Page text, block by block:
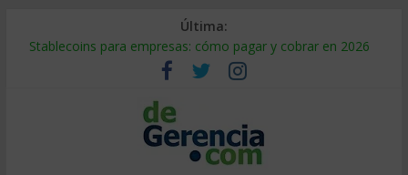
Última:
Stablecoins para empresas: cómo pagar y cobrar en 2026
Despido silencioso: qué es y por qué sale tan caro
IA en selección de personal: cómo auditarla a tiempo
Trabajo forzoso en la cadena de suministro: qué hacer
Mercado hispano de EE. UU.: cómo segmentarlo y venderle